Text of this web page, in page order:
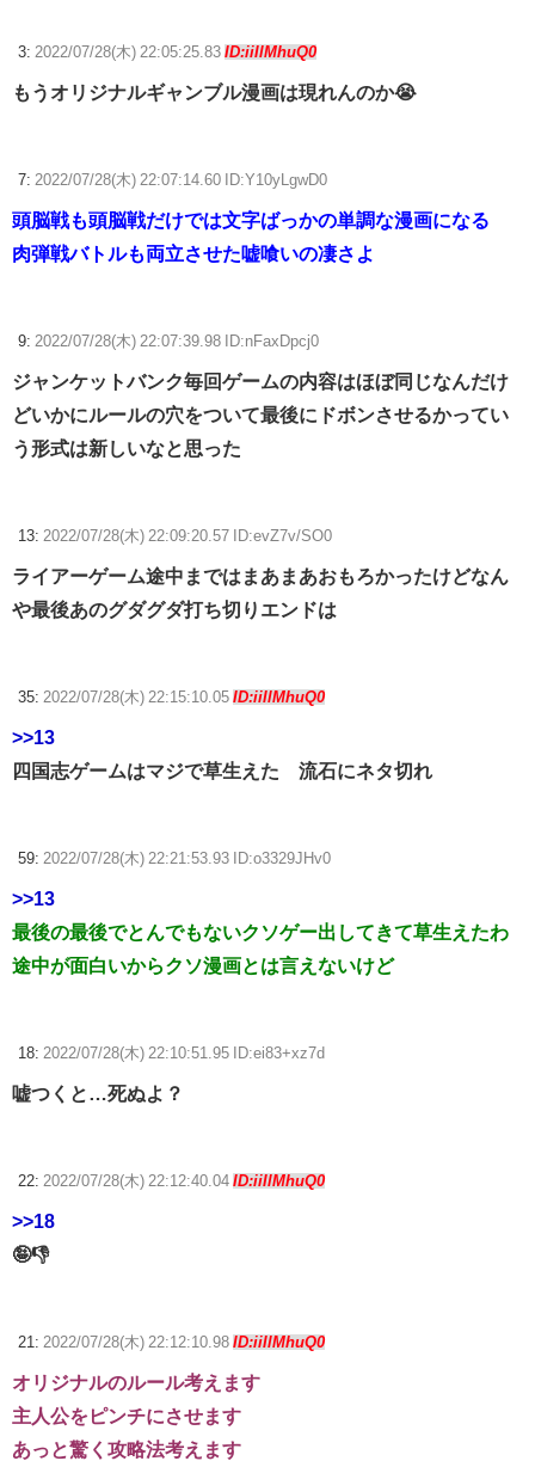
Powered by livedoor 相互RSS
3: 2022/07/28(木) 22:05:25.83 ID:iiIlMhuQ0
もうオリジナルギャンブル漫画は現れんのか😭
7: 2022/07/28(木) 22:07:14.60 ID:Y10yLgwD0
頭脳戦も頭脳戦だけでは文字ばっかの単調な漫画になる
肉弾戦バトルも両立させた嘘喰いの凄さよ
9: 2022/07/28(木) 22:07:39.98 ID:nFaxDpcj0
ジャンケットバンク毎回ゲームの内容はほぼ同じなんだけ
どいかにルールの穴をついて最後にドボンさせるかってい
う形式は新しいなと思った
13: 2022/07/28(木) 22:09:20.57 ID:evZ7v/SO0
ライアーゲーム途中まではまあまあおもろかったけどなん
や最後あのグダグダ打ち切りエンドは
35: 2022/07/28(木) 22:15:10.05 ID:iiIlMhuQ0
>>13
四国志ゲームはマジで草生えた 流石にネタ切れ
59: 2022/07/28(木) 22:21:53.93 ID:o3329JHv0
>>13
最後の最後でとんでもないクソゲー出してきて草生えたわ
途中が面白いからクソ漫画とは言えないけど
18: 2022/07/28(木) 22:10:51.95 ID:ei83+xz7d
嘘つくと…死ぬよ？
22: 2022/07/28(木) 22:12:40.04 ID:iiIlMhuQ0
>>18
🤪👎
21: 2022/07/28(木) 22:12:10.98 ID:iiIlMhuQ0
オリジナルのルール考えます
主人公をピンチにさせます
あっと驚く攻略法考えます